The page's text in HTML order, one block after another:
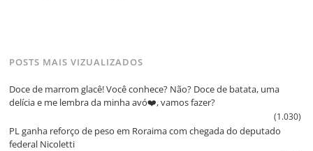
POSTS MAIS VIZUALIZADOS
Doce de marrom glacê! Você conhece? Não? Doce de batata, uma
delícia e me lembra da minha avó❤️, vamos fazer?
(1.030)
PL ganha reforço de peso em Roraima com chegada do deputado
federal Nicoletti